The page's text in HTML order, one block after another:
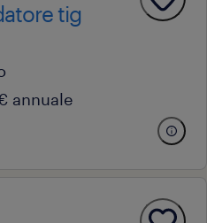
tig
annuale